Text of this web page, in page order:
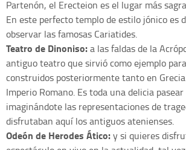
Partenón, el Erecteion es el lugar más
En este perfecto templo de estilo jónico es
observar las famosas Cariatides.
Teatro de Dinoniso:a las faldas de la
antiguo teatro que sirvió como ejemplo
construidos posteriormente tanto en
Imperio Romano. Es toda una delicia
imaginándote las representaciones de
disfrutaban aquí los antiguos atenienses.
Odeón de Herodes Ático:y si quieres